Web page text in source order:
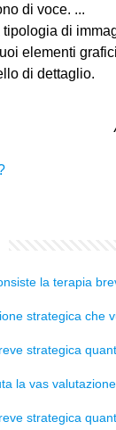
di voce. ...
di
elementi
di dettaglio.
la terapia
strategica che
strategica
la vas
strategica